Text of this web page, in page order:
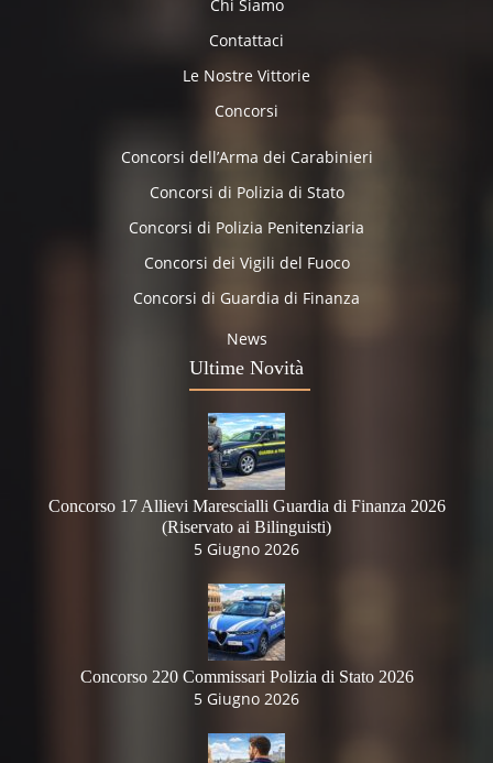
Chi Siamo
Contattaci
Le Nostre Vittorie
Concorsi
Concorsi dell’Arma dei Carabinieri
Concorsi di Polizia di Stato
Concorsi di Polizia Penitenziaria
Concorsi dei Vigili del Fuoco
Concorsi di Guardia di Finanza
News
Ultime Novità
Concorso 17 Allievi Marescialli Guardia di Finanza 2026
(Riservato ai Bilinguisti)
5 Giugno 2026
Concorso 220 Commissari Polizia di Stato 2026
5 Giugno 2026